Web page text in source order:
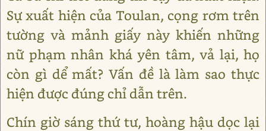
Sự xuất hiện của Toulan, cọng rơm trên
tường và mảnh giấy này khiến những
nữ phạm nhân khá yên tâm, vả lại, họ
còn gì dể mất? Vấn đề là làm sao thực
hiện được đúng chỉ dẫn trên.
Chín giờ sáng thứ tư, hoàng hậu dọc lại